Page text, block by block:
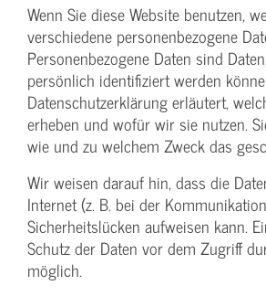
Wenn Sie diese Website benutzen,
verschiedene personenbezogene
Personenbezogene Daten sind
persönlich identifiziert werden
Datenschutzerklärung erläutert,
erheben und wofür wir sie nutzen.
wie und zu welchem Zweck das
Wir weisen darauf hin, dass die
Internet (z. B. bei der
Sicherheitslücken aufweisen kann.
Schutz der Daten vor dem Zugriff
möglich.